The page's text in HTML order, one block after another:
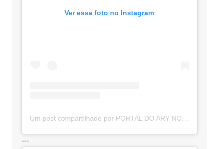
Ver essa foto no Instagram
Um post compartilhado por PORTAL DO ARY NOTÍCIAS (@portaldoarynoticias)
---